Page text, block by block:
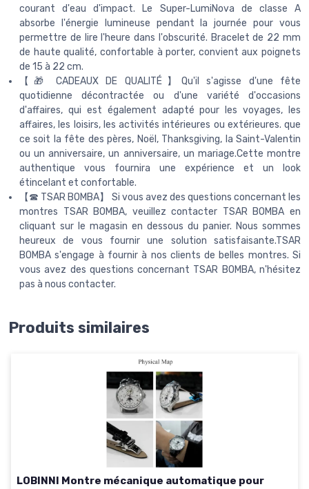
courant d'eau d'impact. Le Super-LumiNova de classe A
absorbe l'énergie lumineuse pendant la journée pour vous
permettre de lire l'heure dans l'obscurité. Bracelet de 22 mm
de haute qualité, confortable à porter, convient aux poignets
de 15 à 22 cm.
【🎁 CADEAUX DE QUALITÉ】Qu'il s'agisse d'une fête
quotidienne décontractée ou d'une variété d'occasions
d'affaires, qui est également adapté pour les voyages, les
affaires, les loisirs, les activités intérieures ou extérieures. que
ce soit la fête des pères, Noël, Thanksgiving, la Saint-Valentin
ou un anniversaire, un anniversaire, un mariage.Cette montre
authentique vous fournira une expérience et un look
étincelant et confortable.
【☎ TSAR BOMBA】 Si vous avez des questions concernant les
montres TSAR BOMBA, veuillez contacter TSAR BOMBA en
cliquant sur le magasin en dessous du panier. Nous sommes
heureux de vous fournir une solution satisfaisante.TSAR
BOMBA s'engage à fournir à nos clients de belles montres. Si
vous avez des questions concernant TSAR BOMBA, n'hésitez
pas à nous contacter.
Produits similaires
LOBINNI Montre mécanique automatique pour